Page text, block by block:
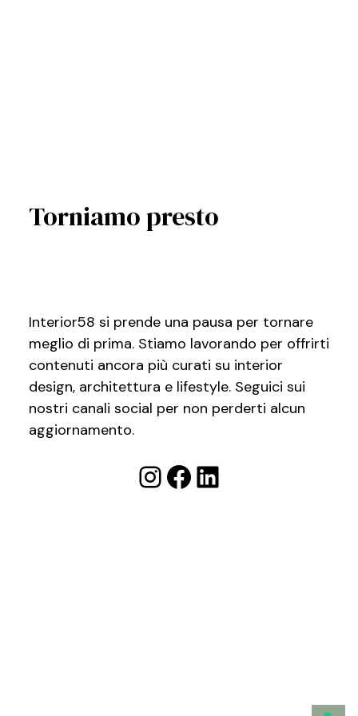
Torniamo presto
Interior58 si prende una pausa per tornare
meglio di prima. Stiamo lavorando per offrirti
contenuti ancora più curati su interior
design, architettura e lifestyle. Seguici sui
nostri canali social per non perderti alcun
aggiornamento.
Instagram
Facebook
LinkedIn